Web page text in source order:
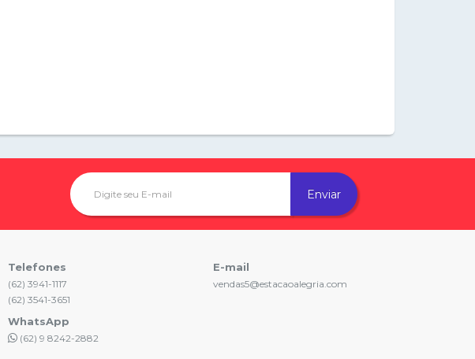
Enviar
Telefones
(62) 3941-1117
(62) 3541-3651
WhatsApp
(62) 9 8242-2882
E-mail
vendas5@estacaoalegria.com